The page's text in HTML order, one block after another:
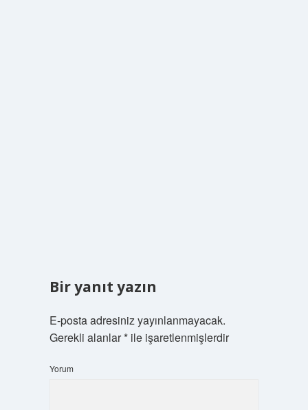
Bir yanıt yazın
E-posta adresiniz yayınlanmayacak.
Gerekli alanlar*ile işaretlenmişlerdir
Yorum